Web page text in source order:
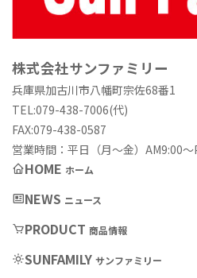
株式会社サンファミリー
兵庫県加古川市八幡町宗佐68番1
TEL:079-438-7006(代)
FAX:079-438-0587
営業時間：平日（月〜金）AM9:00〜
HOME ホーム
NEWS ニュース
PRODUCT 商品情報
SUNFAMILY サンファミリー